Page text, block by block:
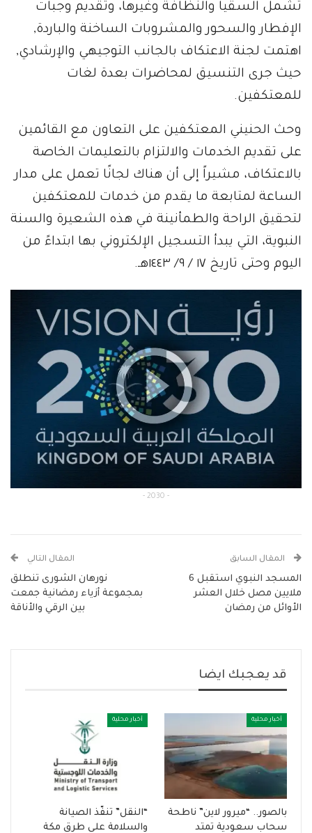
تشمل السقيا والنظافة وغيرها، وتقديم وجبات
الإفطار والسحور والمشروبات الساخنة والباردة,
اهتمت لجنة الاعتكاف بالجانب التوجيهي والإرشادي,
حيث جرى التنسيق لمحاضرات بعدة لغات
للمعتكفين.
وحث الحنيني المعتكفين على التعاون مع القائمين
على تقديم الخدمات والالتزام بالتعليمات الخاصة
بالاعتكاف، مشيراً إلى أن هناك لجانًا تعمل على مدار
الساعة لمتابعة ما يقدم من خدمات للمعتكفين
لتحقيق الراحة والطمأنينة في هذه الشعيرة والسنة
النبوية، التي يبدأ التسجيل الإلكتروني بها ابتداءً من
اليوم وحتى تاريخ ١٧ / ٩/ ١٤٤٣هـ.
- 2030 -
المقال السابق
المسجد النبوي استقبل 6
ملايين مصل خلال العشر
الأوائل من رمضان
المقال التالي
نورهان الشورى تنطلق
بمجموعة أزياء رمضانية جمعت
بين الرقي والأناقة
قد يعجبك ايضا
أخبار محلية
بالصور.. “ميرور لاين” ناطحة
سحاب سعودية تمتد
أخبار محلية
“النقل” تنفّذ الصيانة
والسلامة على طرق مكة